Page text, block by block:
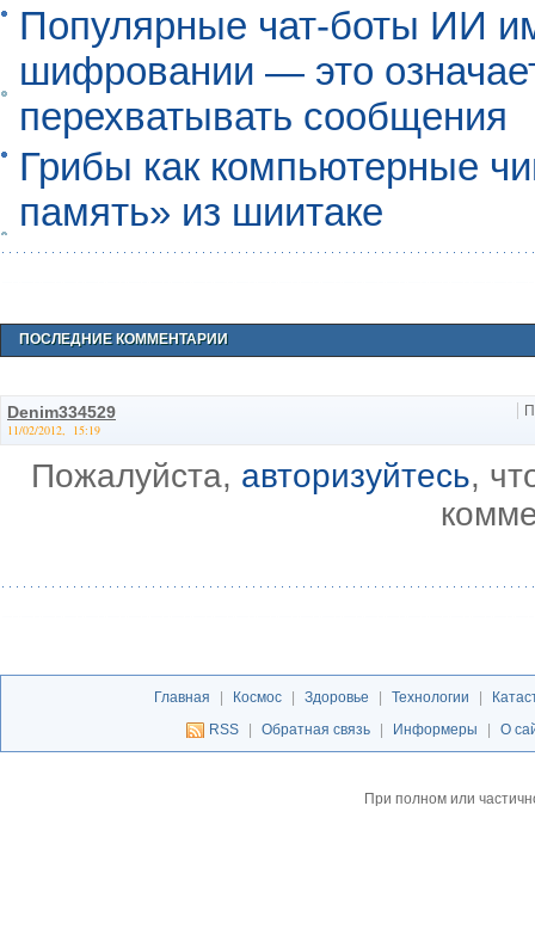
Популярные чат-боты ИИ
шифровании — это
перехватывать сообщения
Грибы как компьютерные
память» из шиитаке
ПОСЛЕДНИЕ КОММЕНТАРИИ
Denim334529
11/02/2012, 15:19
Пожалуйста, авторизуйтесь,
Главная Космос Здоровье Технологии
RSS
Обратная связь Информеры О
При полном или